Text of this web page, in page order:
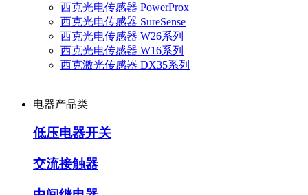
西克光电传感器 PowerProx
西克光电传感器 SureSense
西克光电传感器 W26系列
西克光电传感器 W16系列
西克激光传感器 DX35系列
电器产品类
低压电器开关
交流接触器